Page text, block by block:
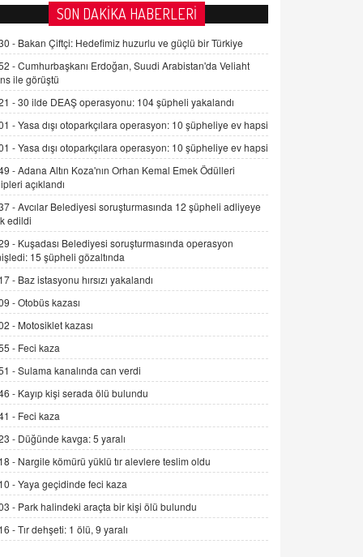
AV. DOĞAN CAN DOĞAN
Kişisel verilerin korunması ve dijital
hukukun gelişimi
15.09.2025 16:17
SEHER EREK
Kış Ayları Geldi, Hangi Önlemler
Alınmalı?
9.12.2025 10:11
İNCİ GÜL AKÖL
Trump Keşke Adana'yı da Ziyaret Etse...
06.07.2026 13:00
ADEM AKÖL
Esed Destekçilerinin Yüzüne Vurulan
Şamar: Sednaya
11.12.2024 12:30
DR. EKREM ASLAN
Gerçek Ne, Algı Ne? "Beraber
Yürüyoruz" Cümlesinin Peşinden
19.07.2025 12:45
GÖNÜL MENEKŞE
Şifacının Yolu
04.11.2025 12:56
AV. RÜMEYSA ÖZKALE
Kira Uyuşmazlıklarında Dava Açmadan
Önce Arabulucuya Başvuru Şartı
SON DAKİKA HABERLERİ
- Bakan Çiftçi: Hedefimiz huzurlu ve güçlü bir Türkiye
-Cumhurbaşkanı Erdoğan, Suudi Arabistan'da Veliaht
ile görüştü
-30 ilde DEAŞ operasyonu: 104 şüpheli yakalandı
-Yasa dışı otoparkçılara operasyon: 10 şüpheliye ev hapsi
-Yasa dışı otoparkçılara operasyon: 10 şüpheliye ev hapsi
-Adana Altın Koza'nın Orhan Kemal Emek Ödülleri
açıklandı
-Avcılar Belediyesi soruşturmasında 12 şüpheli adliyeye
edildi
- Kuşadası Belediyesi soruşturmasında operasyon
15 şüpheli gözaltında
- Baz istasyonu hırsızı yakalandı
-Otobüs kazası
- Motosiklet kazası
- Feci kaza
-Sulama kanalında can verdi
- Kayıp kişi serada ölü bulundu
- Feci kaza
- Düğünde kavga: 5 yaralı
- Nargile kömürü yüklü tır alevlere teslim oldu
-Yaya geçidinde feci kaza
- Park halindeki araçta bir kişi ölü bulundu
-Tır dehşeti: 1 ölü, 9 yaralı